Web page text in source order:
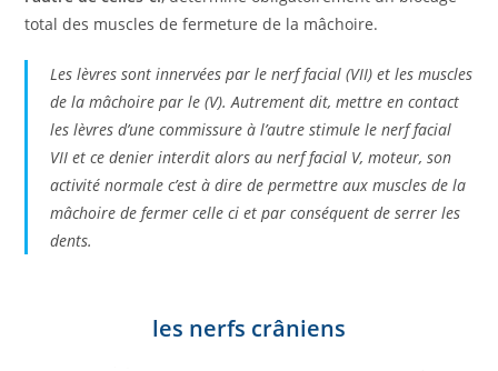
total des muscles de fermeture de la mâchoire.
Les lèvres sont innervées par le nerf facial (VII) et les muscles
de la mâchoire par le (V). Autrement dit, mettre en contact
les lèvres d’une commissure à l’autre stimule le nerf facial
VII et ce denier interdit alors au nerf facial V, moteur, son
activité normale c’est à dire de permettre aux muscles de la
mâchoire de fermer celle ci et par conséquent de serrer les
dents.
les nerfs crâniens